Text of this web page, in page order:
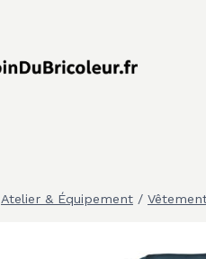
Atelier & Équipement /